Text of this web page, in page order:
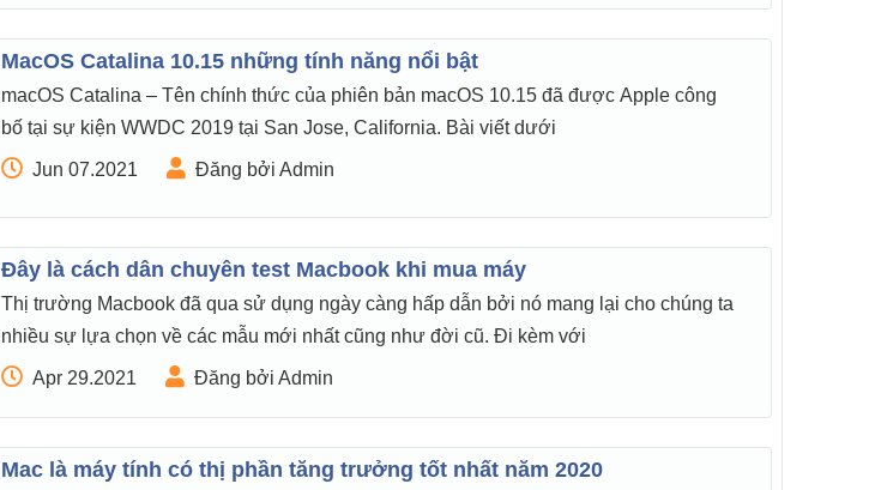
MacOS Catalina 10.15 những tính năng nổi bật
macOS Catalina – Tên chính thức của phiên bản macOS 10.15 đã được Apple công
bố tại sự kiện WWDC 2019 tại San Jose, California. Bài viết dưới
Jun 07.2021 Đăng bởi Admin
Đây là cách dân chuyên test Macbook khi mua máy
Thị trường Macbook đã qua sử dụng ngày càng hấp dẫn bởi nó mang lại cho chúng ta
nhiều sự lựa chọn về các mẫu mới nhất cũng như đời cũ. Đi kèm với
Apr 29.2021 Đăng bởi Admin
Mac là máy tính có thị phần tăng trưởng tốt nhất năm 2020